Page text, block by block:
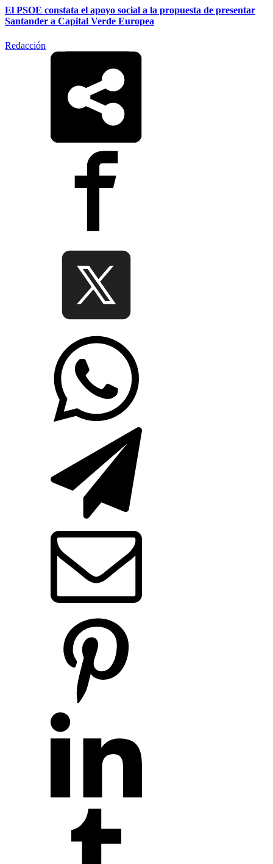
El PSOE constata el apoyo social a la propuesta de presentar
Santander a Capital Verde Europea
Redacción